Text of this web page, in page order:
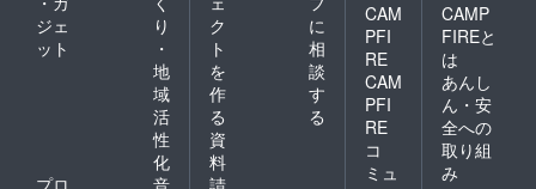
ジェ
ット
り
・
地
域
活
性
化
プロ
音
ク
ト
を
作
る
に
相
談
す
る
資
料
請
CAM
PFI
RE
CAM
PFI
RE
コ
ミュ
CAMP
FIREと
は
あんし
ん・安
全への
取り組
み